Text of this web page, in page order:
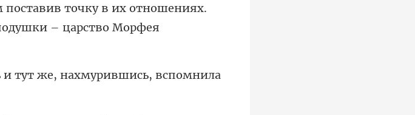
х отношениях.
и тут же, нахмури